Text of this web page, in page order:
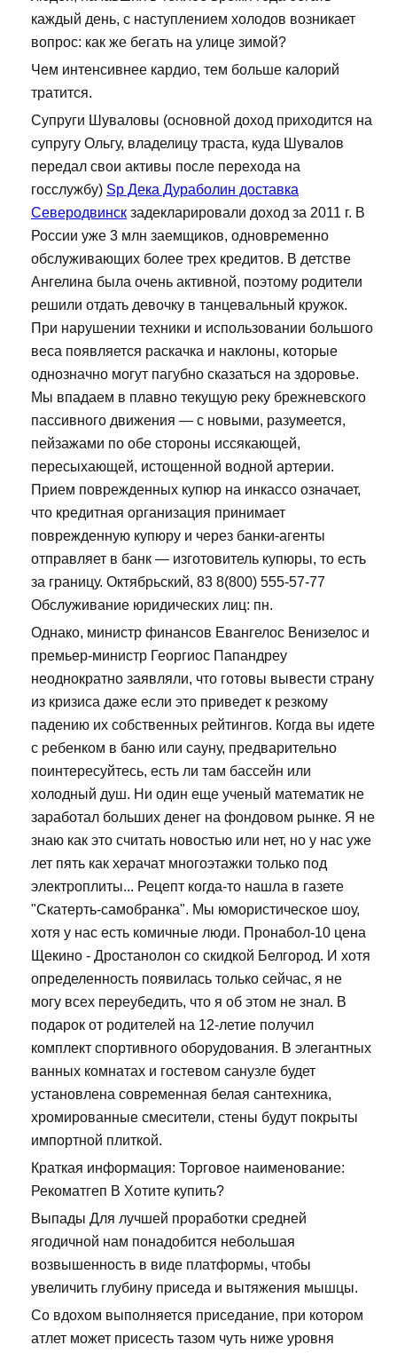
каждый день, с наступлением холодов возникает
вопрос: как же бегать на улице зимой?
Чем интенсивнее кардио, тем больше калорий
тратится.
Супруги Шуваловы (основной доход приходится на
супругу Ольгу, владелицу траста, куда Шувалов
передал свои активы после перехода на
госслужбу) Sp Дека Дураболин доставка
Северодвинск задекларировали доход за 2011 г. В
России уже 3 млн заемщиков, одновременно
обслуживающих более трех кредитов. В детстве
Ангелина была очень активной, поэтому родители
решили отдать девочку в танцевальный кружок.
При нарушении техники и использовании большого
веса появляется раскачка и наклоны, которые
однозначно могут пагубно сказаться на здоровье.
Мы впадаем в плавно текущую реку брежневского
пассивного движения — с новыми, разумеется,
пейзажами по обе стороны иссякающей,
пересыхающей, истощенной водной артерии.
Прием поврежденных купюр на инкассо означает,
что кредитная организация принимает
поврежденную купюру и через банки-агенты
отправляет в банк — изготовитель купюры, то есть
за границу. Октябрьский, 83 8(800) 555-57-77
Обслуживание юридических лиц: пн.
Однако, министр финансов Евангелос Венизелос и
премьер-министр Георгиос Папандреу
неоднократно заявляли, что готовы вывести страну
из кризиса даже если это приведет к резкому
падению их собственных рейтингов. Когда вы идете
с ребенком в баню или сауну, предварительно
поинтересуйтесь, есть ли там бассейн или
холодный душ. Ни один еще ученый математик не
заработал больших денег на фондовом рынке. Я не
знаю как это считать новостью или нет, но у нас уже
лет пять как херачат многоэтажки только под
электроплиты... Рецепт когда-то нашла в газете
"Скатерть-самобранка". Мы юмористическое шоу,
хотя у нас есть комичные люди. Пронабол-10 цена
Щекино - Дростанолон со скидкой Белгород. И хотя
определенность появилась только сейчас, я не
могу всех переубедить, что я об этом не знал. В
подарок от родителей на 12-летие получил
комплект спортивного оборудования. В элегантных
ванных комнатах и гостевом санузле будет
установлена современная белая сантехника,
хромированные смесители, стены будут покрыты
импортной плиткой.
Краткая информация: Торговое наименование:
Рекоматгеп В Хотите купить?
Выпады Для лучшей проработки средней
ягодичной нам понадобится небольшая
возвышенность в виде платформы, чтобы
увеличить глубину приседа и вытяжения мышцы.
Со вдохом выполняется приседание, при котором
атлет может присесть тазом чуть ниже уровня